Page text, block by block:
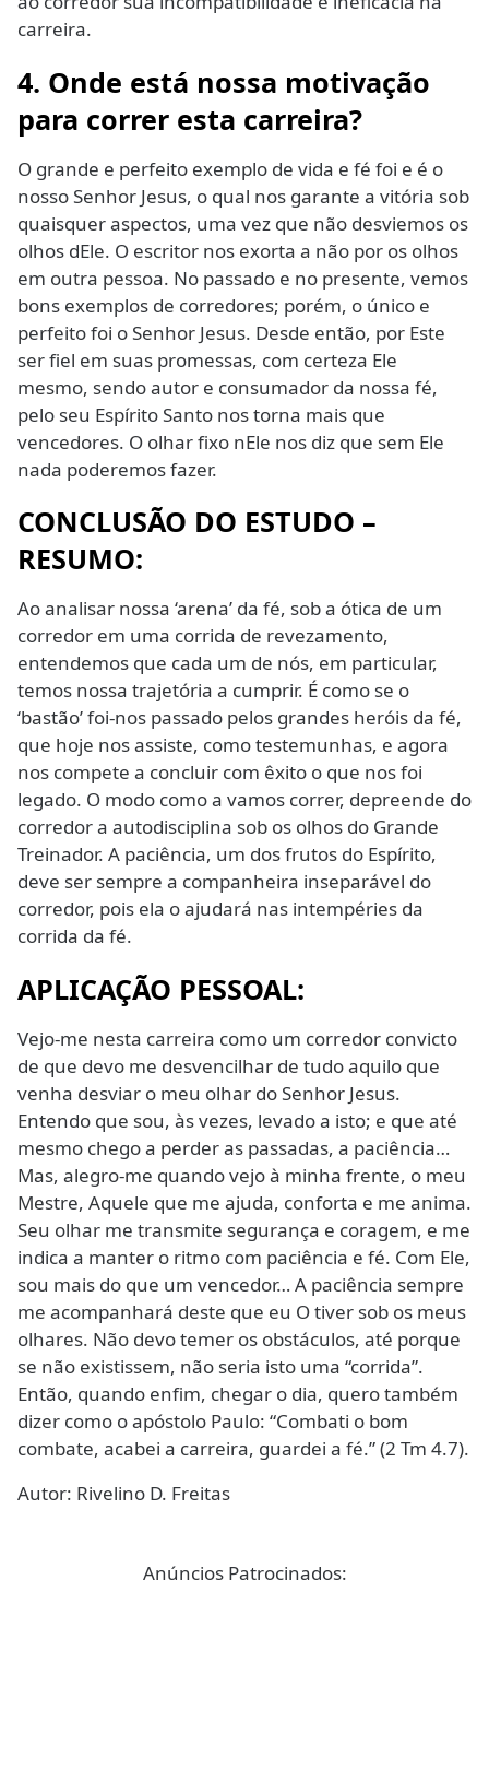
carreira.
4. Onde está nossa motivação
para correr esta carreira?
O grande e perfeito exemplo de vida e fé foi e é o
nosso Senhor Jesus, o qual nos garante a vitória sob
quaisquer aspectos, uma vez que não desviemos os
olhos dEle. O escritor nos exorta a não por os olhos
em outra pessoa. No passado e no presente, vemos
bons exemplos de corredores; porém, o único e
perfeito foi o Senhor Jesus. Desde então, por Este
ser fiel em suas promessas, com certeza Ele
mesmo, sendo autor e consumador da nossa fé,
pelo seu Espírito Santo nos torna mais que
vencedores. O olhar fixo nEle nos diz que sem Ele
nada poderemos fazer.
CONCLUSÃO DO ESTUDO –
RESUMO:
Ao analisar nossa ‘arena’ da fé, sob a ótica de um
corredor em uma corrida de revezamento,
entendemos que cada um de nós, em particular,
temos nossa trajetória a cumprir. É como se o
‘bastão’ foi-nos passado pelos grandes heróis da fé,
que hoje nos assiste, como testemunhas, e agora
nos compete a concluir com êxito o que nos foi
legado. O modo como a vamos correr, depreende do
corredor a autodisciplina sob os olhos do Grande
Treinador. A paciência, um dos frutos do Espírito,
deve ser sempre a companheira inseparável do
corredor, pois ela o ajudará nas intempéries da
corrida da fé.
APLICAÇÃO PESSOAL:
Vejo-me nesta carreira como um corredor convicto
de que devo me desvencilhar de tudo aquilo que
venha desviar o meu olhar do Senhor Jesus.
Entendo que sou, às vezes, levado a isto; e que até
mesmo chego a perder as passadas, a paciência…
Mas, alegro-me quando vejo à minha frente, o meu
Mestre, Aquele que me ajuda, conforta e me anima.
Seu olhar me transmite segurança e coragem, e me
indica a manter o ritmo com paciência e fé. Com Ele,
sou mais do que um vencedor… A paciência sempre
me acompanhará deste que eu O tiver sob os meus
olhares. Não devo temer os obstáculos, até porque
se não existissem, não seria isto uma “corrida”.
Então, quando enfim, chegar o dia, quero também
dizer como o apóstolo Paulo: “Combati o bom
combate, acabei a carreira, guardei a fé.” (2 Tm 4.7).
Autor: Rivelino D. Freitas
Anúncios Patrocinados: